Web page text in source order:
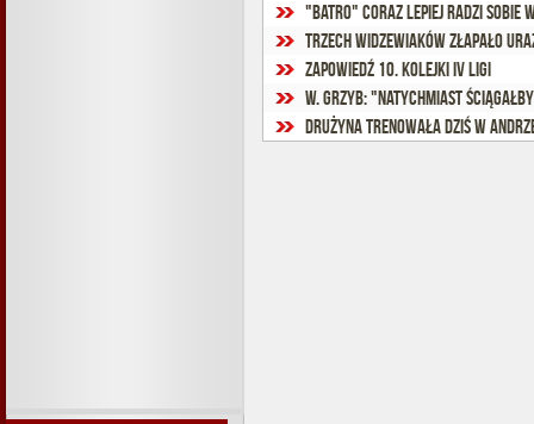
"Batro" coraz lepiej radzi sobie
Trzech widzewiaków złapało
Zapowiedź 10. kolejki IV ligi
W. Grzyb: "Natychmiast
Drużyna trenowała dziś w